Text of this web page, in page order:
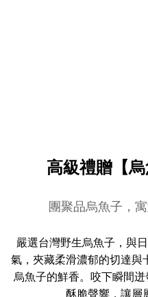
高級禮贈【烏
團聚品烏魚子，
嚴選台灣野生烏魚子，與
氣，夾藏柔滑濃郁的切達與
烏魚子的鮮香。咬下瞬間
酥脆聲響，讓層